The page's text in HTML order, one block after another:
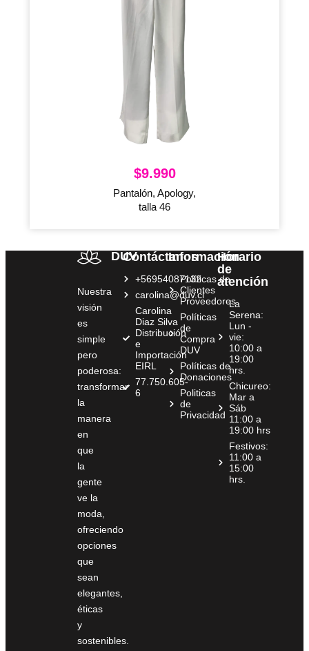
$9.990
Pantalón, Apology,
talla 46
DUV
Nuestra
visión
es
simple
pero
poderosa:
transformar
la
manera
en
que
la
gente
ve la
moda,
ofreciendo
opciones
que
sean
elegantes,
éticas
y
sostenibles.
Contáctanos
+56954087132
carolina@duv.cl
Carolina
Diaz Silva
Distribución
e
Importación
EIRL
77.750.605-
6
Información
Políticas de
Clientes
Proveedores
Políticas
de
Compra
DUV
Políticas de
Donaciones
Politicas
de
Privacidad
Horario
de
atención
La
Serena:
Lun -
vie:
10:00 a
19:00
hrs.
Chicureo:
Mar a
Sáb
11:00 a
19:00 hrs
Festivos:
11:00 a
15:00
hrs.